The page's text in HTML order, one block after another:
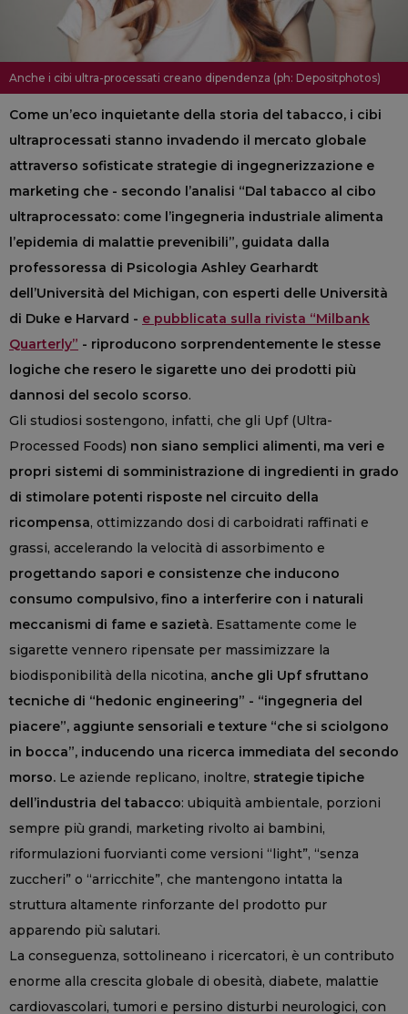
Anche i cibi ultra-processati creano dipendenza (ph: Depositphotos)
Come un’eco inquietante della storia del tabacco, i cibi
ultraprocessati stanno invadendo il mercato globale
attraverso sofisticate strategie di ingegnerizzazione e
marketing che - secondo l’analisi “Dal tabacco al cibo
ultraprocessato: come l’ingegneria industriale alimenta
l’epidemia di malattie prevenibili”, guidata dalla
professoressa di Psicologia Ashley Gearhardt
dell’Università del Michigan, con esperti delle Università
di Duke e Harvard - e pubblicata sulla rivista “Milbank
Quarterly” - riproducono sorprendentemente le stesse
logiche che resero le sigarette uno dei prodotti più
dannosi del secolo scorso.
Gli studiosi sostengono, infatti, che gli Upf (Ultra-
Processed Foods) non siano semplici alimenti, ma veri e
propri sistemi di somministrazione di ingredienti in grado
di stimolare potenti risposte nel circuito della
ricompensa, ottimizzando dosi di carboidrati raffinati e
grassi, accelerando la velocità di assorbimento e
progettando sapori e consistenze che inducono
consumo compulsivo, fino a interferire con i naturali
meccanismi di fame e sazietà. Esattamente come le
sigarette vennero ripensate per massimizzare la
biodisponibilità della nicotina, anche gli Upf sfruttano
tecniche di “hedonic engineering” - “ingegneria del
piacere”, aggiunte sensoriali e texture “che si sciolgono
in bocca”, inducendo una ricerca immediata del secondo
morso. Le aziende replicano, inoltre, strategie tipiche
dell’industria del tabacco: ubiquità ambientale, porzioni
sempre più grandi, marketing rivolto ai bambini,
riformulazioni fuorvianti come versioni “light”, “senza
zuccheri” o “arricchite”, che mantengono intatta la
struttura altamente rinforzante del prodotto pur
apparendo più salutari.
La conseguenza, sottolineano i ricercatori, è un contributo
enorme alla crescita globale di obesità, diabete, malattie
cardiovascolari, tumori e persino disturbi neurologici, con